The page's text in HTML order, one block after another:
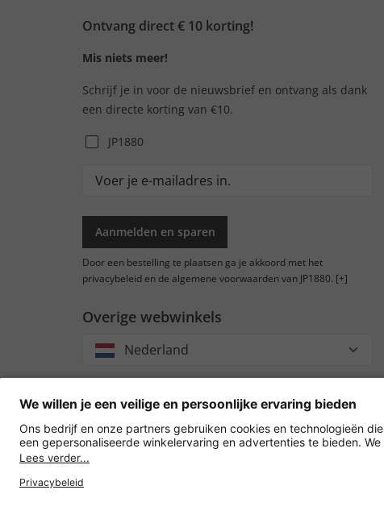
Ontvang direct € 10 korting!
Mis niets meer!
Schrijf je in voor de nieuwsbrief en ontvang als dank
een directe korting van €10.
JP1880
Aanmelden en sparen
Door een bestelling te plaatsen ga je akkoord met het
privacybeleid en de algemene voorwaarden van JP1880. [+]
Overige webwinkels
Nederland
Acceptgiro/
overschrijving